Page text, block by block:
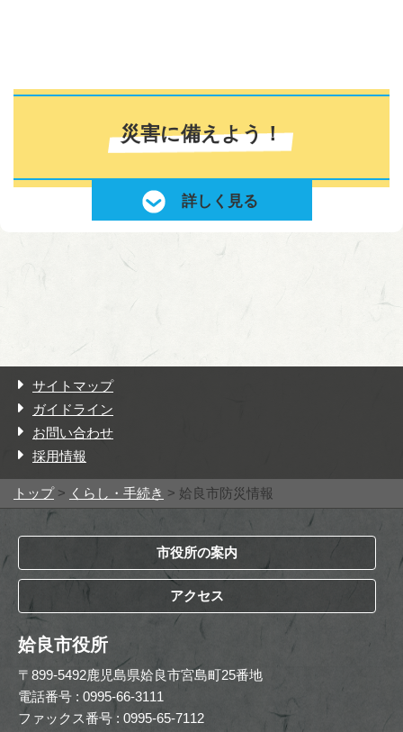
災害に備えよう！
サイトマップ
ガイドライン
お問い合わせ
採用情報
トップ> くらし・手続き > 姶良市防災情報
市役所の案内
アクセス
姶良市役所
〒899-5492鹿児島県姶良市宮島町25番地
電話番号 : 0995-66-3111
ファックス番号 : 0995-65-7112